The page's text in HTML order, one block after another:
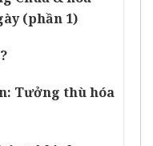
(phần 1)
Tưởng thù hóa